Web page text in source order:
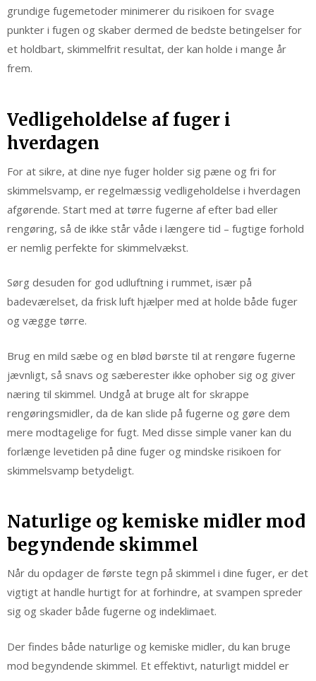
grundige fugemetoder minimerer du risikoen for svage
punkter i fugen og skaber dermed de bedste betingelser for
et holdbart, skimmelfrit resultat, der kan holde i mange år
frem.
Vedligeholdelse af fuger i
hverdagen
For at sikre, at dine nye fuger holder sig pæne og fri for
skimmelsvamp, er regelmæssig vedligeholdelse i hverdagen
afgørende. Start med at tørre fugerne af efter bad eller
rengøring, så de ikke står våde i længere tid – fugtige forhold
er nemlig perfekte for skimmelvækst.
Sørg desuden for god udluftning i rummet, især på
badeværelset, da frisk luft hjælper med at holde både fuger
og vægge tørre.
Brug en mild sæbe og en blød børste til at rengøre fugerne
jævnligt, så snavs og sæberester ikke ophober sig og giver
næring til skimmel. Undgå at bruge alt for skrappe
rengøringsmidler, da de kan slide på fugerne og gøre dem
mere modtagelige for fugt. Med disse simple vaner kan du
forlænge levetiden på dine fuger og mindske risikoen for
skimmelsvamp betydeligt.
Naturlige og kemiske midler mod
begyndende skimmel
Når du opdager de første tegn på skimmel i dine fuger, er det
vigtigt at handle hurtigt for at forhindre, at svampen spreder
sig og skader både fugerne og indeklimaet.
Der findes både naturlige og kemiske midler, du kan bruge
mod begyndende skimmel. Et effektivt, naturligt middel er